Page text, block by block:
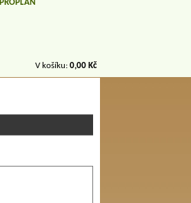
PROPLAN
V košíku: 0,00 Kč